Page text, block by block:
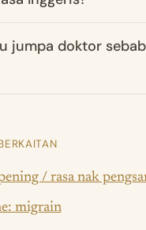
jumpa doktor
/ rasa nak
migrain